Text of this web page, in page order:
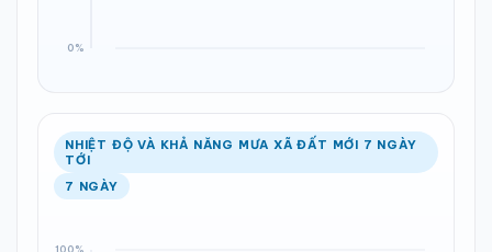
NHIỆT ĐỘ VÀ KHẢ NĂNG MƯA XÃ ĐẤT MỚI 7 NGÀY
TỚI
7 NGÀY